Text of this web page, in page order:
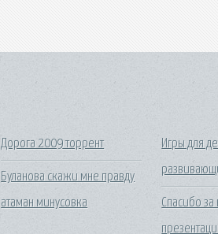
Дорога 2009 торрент
Буланова скажи мне правду
атаман минусовка
Игры для
Спасибо